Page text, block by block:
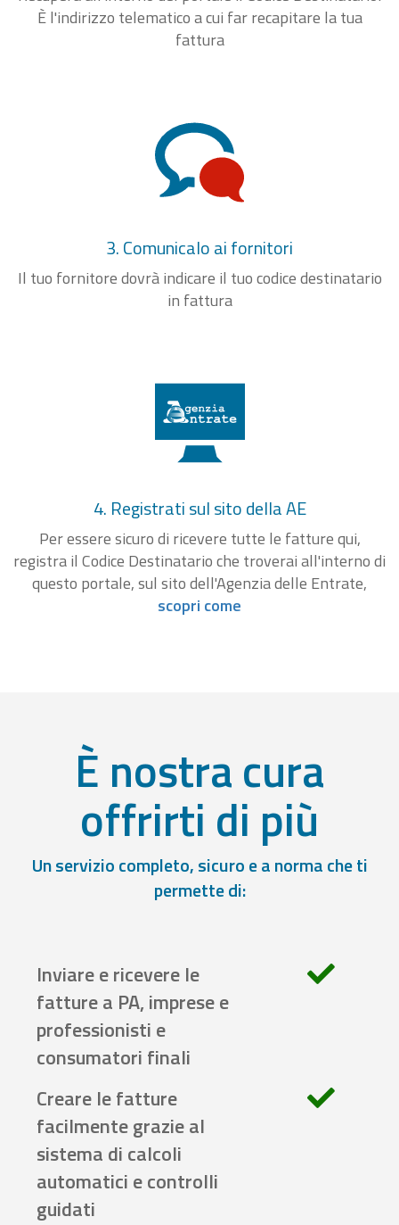
È l'indirizzo telematico a cui far recapitare la tua
fattura
3. Comunicalo ai fornitori
Il tuo fornitore dovrà indicare il tuo codice destinatario
in fattura
4. Registrati sul sito della AE
Per essere sicuro di ricevere tutte le fatture qui,
registra il Codice Destinatario che troverai all'interno di
questo portale, sul sito dell'Agenzia delle Entrate,
scopri come
È nostra cura
offrirti di più
Un servizio completo, sicuro e a norma che ti
permette di:
Inviare e ricevere le
fatture a PA, imprese e
professionisti e
consumatori finali
Creare le fatture
facilmente grazie al
sistema di calcoli
automatici e controlli
guidati